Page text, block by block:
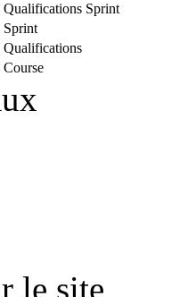
Qualifications Sprint
Sprint
Qualifications
Course
le site